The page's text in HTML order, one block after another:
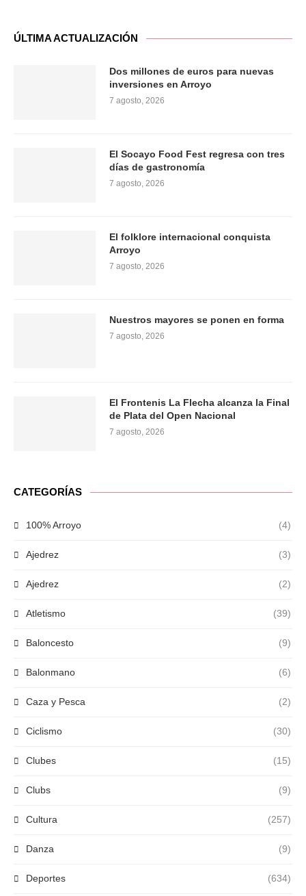
ÚLTIMA ACTUALIZACIÓN
Dos millones de euros para nuevas
inversiones en Arroyo
7 agosto, 2026
El Socayo Food Fest regresa con tres
días de gastronomía
7 agosto, 2026
El folklore internacional conquista
Arroyo
7 agosto, 2026
Nuestros mayores se ponen en forma
7 agosto, 2026
El Frontenis La Flecha alcanza la Final
de Plata del Open Nacional
7 agosto, 2026
CATEGORÍAS
100% Arroyo (4)
Ajedrez (3)
Ajedrez (2)
Atletismo (39)
Baloncesto (9)
Balonmano (6)
Caza y Pesca (2)
Ciclismo (30)
Clubes (15)
Clubs (9)
Cultura (257)
Danza (9)
Deportes (634)